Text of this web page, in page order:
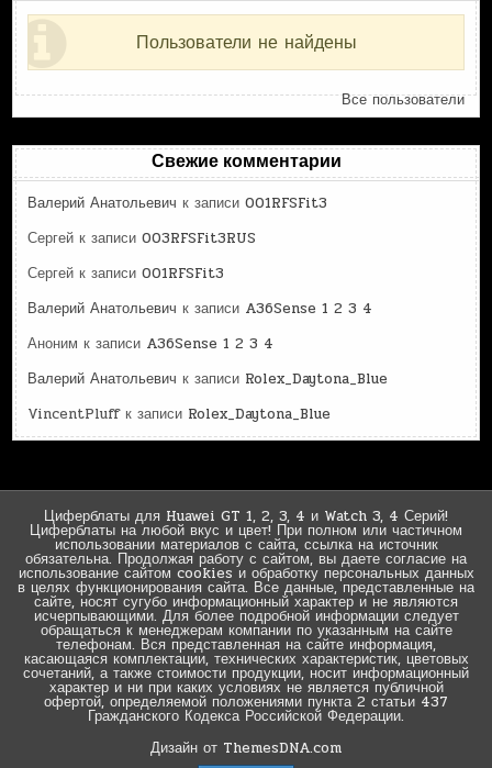
Пользователи не найдены
Все пользователи
Свежие комментарии
Валерий Анатольевич к записи001RFSFit3
Сергей к записи003RFSFit3RUS
Сергей к записи001RFSFit3
Валерий Анатольевич к записи A36Sense 1 2 3 4
Аноним к записи A36Sense 1 2 3 4
Валерий Анатольевич к записи Rolex_Daytona_Blue
VincentPluffк записи Rolex_Daytona_Blue
Циферблаты для Huawei GT 1, 2, 3, 4 и Watch 3, 4 Серий!
Циферблаты на любой вкус и цвет! При полном или частичном
использовании материалов с сайта, ссылка на источник
обязательна. Продолжая работу с сайтом, вы даете согласие на
использование сайтом cookies и обработку персональных данных
в целях функционирования сайта. Все данные, представленные на
сайте, носят сугубо информационный характер и не являются
исчерпывающими. Для более подробной информации следует
обращаться к менеджерам компании по указанным на сайте
телефонам. Вся представленная на сайте информация,
касающаяся комплектации, технических характеристик, цветовых
сочетаний, а также стоимости продукции, носит информационный
характер и ни при каких условиях не является публичной
офертой, определяемой положениями пункта 2 статьи 437
Гражданского Кодекса Российской Федерации.
Дизайн от ThemesDNA.com